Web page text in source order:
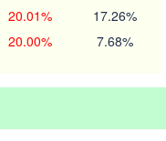
20.01% 17.26%
20.00% 7.68%